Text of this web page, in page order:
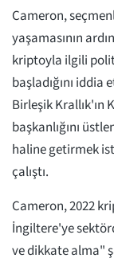
Cameron,
yaşamasının
kriptoyla ilgili
başladığını iddia
Birleşik Krallık'ın
başkanlığını
haline getirmek
çalıştı.
Cameron, 2022
İngiltere'ye
ve dikkate alma"